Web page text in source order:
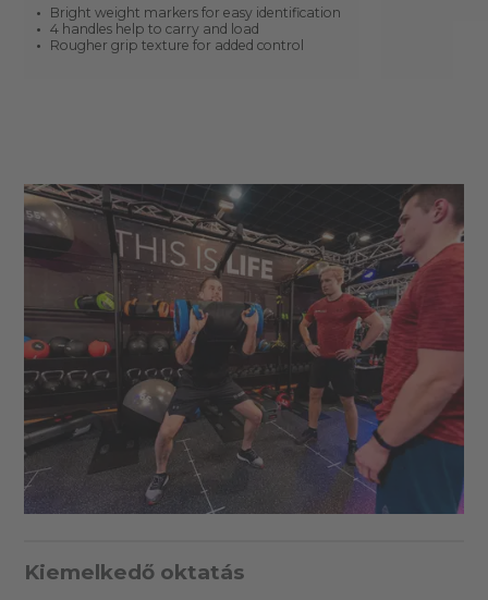
Bright weight markers for easy identification
4 handles help to carry and load
Rougher grip texture for added control
Kiemelkedő oktatás